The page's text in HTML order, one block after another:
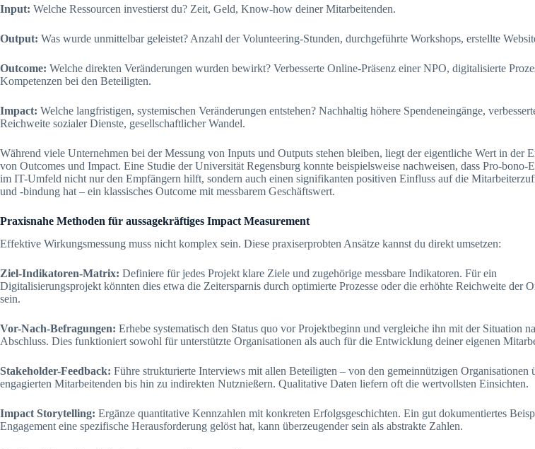
Input: Welche Ressourcen investierst du? Zeit, Geld, Know-how deiner Mitarbeitenden.
Output: Was wurde unmittelbar geleistet? Anzahl der Volunteering-Stunden, durchgeführte Workshops, erstellte
Outcome: Welche direkten Veränderungen wurden bewirkt? Verbesserte Online-Präsenz einer NPO, digitalisierte
Kompetenzen bei den Beteiligten.
Impact: Welche langfristigen, systemischen Veränderungen entstehen? Nachhaltig höhere Spendeneingänge,
Reichweite sozialer Dienste, gesellschaftlicher Wandel.
Während viele Unternehmen bei der Messung von Inputs und Outputs stehen bleiben, liegt der eigentliche Wert in der
von Outcomes und Impact. Eine Studie der Universität Regensburg konnte beispielsweise nachweisen, dass Pro-bono-
im IT-Umfeld nicht nur den Empfängern hilft, sondern auch einen signifikanten positiven Einfluss auf die
und -bindung hat – ein klassisches Outcome mit messbarem Geschäftswert.
Praxisnahe Methoden für aussagekräftiges Impact Measurement
Effektive Wirkungsmessung muss nicht komplex sein. Diese praxiserprobten Ansätze kannst du direkt umsetzen:
Ziel-Indikatoren-Matrix: Definiere für jedes Projekt klare Ziele und zugehörige messbare Indikatoren. Für ein
Digitalisierungsprojekt könnten dies etwa die Zeitersparnis durch optimierte Prozesse oder die erhöhte Reichweite der
sein.
Vor-Nach-Befragungen: Erhebe systematisch den Status quo vor Projektbeginn und vergleiche ihn mit der Situation
Abschluss. Dies funktioniert sowohl für unterstützte Organisationen als auch für die Entwicklung deiner eigenen
Stakeholder-Feedback: Führe strukturierte Interviews mit allen Beteiligten – von den gemeinnützigen Organisationen
engagierten Mitarbeitenden bis hin zu indirekten Nutznießern. Qualitative Daten liefern oft die wertvollsten Einsichten.
Impact Storytelling: Ergänze quantitative Kennzahlen mit konkreten Erfolgsgeschichten. Ein gut dokumentiertes
Engagement eine spezifische Herausforderung gelöst hat, kann überzeugender sein als abstrakte Zahlen.